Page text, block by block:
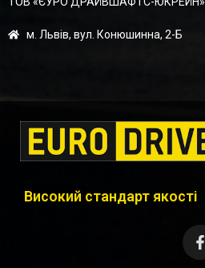
м. Львів, вул. Конюшинна, 2-Б
Високий стандарт якості